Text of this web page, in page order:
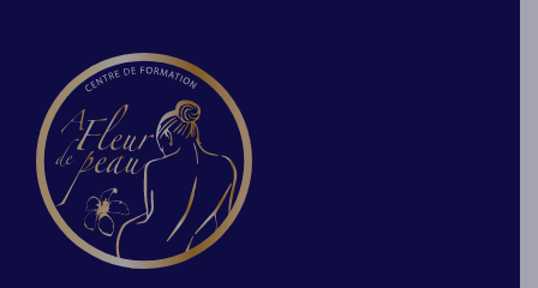
cils étoffée et durable, pour
environ 3 semaines.
En savoir plus